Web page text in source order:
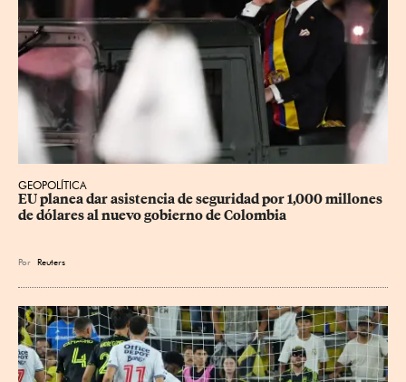
GEOPOLÍTICA
EU planea dar asistencia de seguridad por 1,000 millones
de dólares al nuevo gobierno de Colombia
Por Reuters